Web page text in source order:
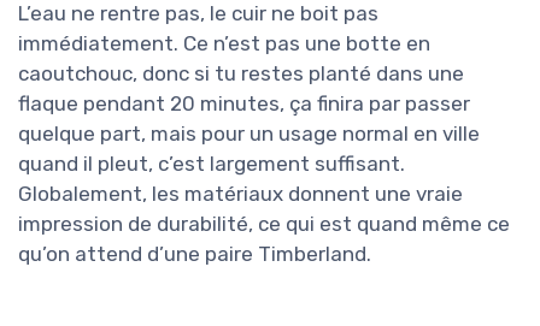
L’eau ne rentre pas, le cuir ne boit pas
immédiatement. Ce n’est pas une botte en
caoutchouc, donc si tu restes planté dans une
flaque pendant 20 minutes, ça finira par passer
quelque part, mais pour un usage normal en ville
quand il pleut, c’est largement suffisant.
Globalement, les matériaux donnent une vraie
impression de durabilité, ce qui est quand même ce
qu’on attend d’une paire Timberland.